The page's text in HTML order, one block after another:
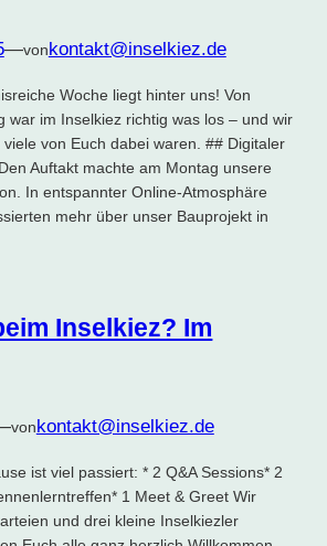
—vonkontakt@inselkiez.de
Woche liegt hinter uns! Von
war im Inselkiez richtig was los – und wir
von Euch dabei waren. ## Digitaler
Auftakt machte am Montag unsere
In entspannter Online-Atmosphäre
mehr über unser Bauprojekt in
Inselkiez? Im
vonkontakt@inselkiez.de
ist viel passiert: * 2 Q&A Sessions* 2
1 Meet & Greet Wir
und drei kleine Inselkiezler